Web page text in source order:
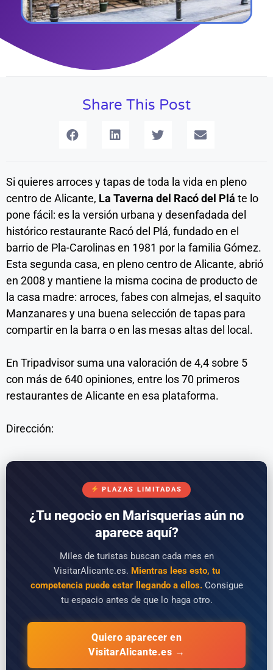
Share This Post
Si quieres arroces y tapas de toda la vida en pleno
centro de Alicante, La Taverna del Racó del Plá te lo
pone fácil: es la versión urbana y desenfadada del
histórico restaurante Racó del Plá, fundado en el
barrio de Pla-Carolinas en 1981 por la familia Gómez.
Esta segunda casa, en pleno centro de Alicante, abrió
en 2008 y mantiene la misma cocina de producto de
la casa madre: arroces, fabes con almejas, el saquito
Manzanares y una buena selección de tapas para
compartir en la barra o en las mesas altas del local.
En Tripadvisor suma una valoración de 4,4 sobre 5
con más de 640 opiniones, entre los 70 primeros
restaurantes de Alicante en esa plataforma.
Dirección:
PLAZAS LIMITADAS
¿Tu negocio en Marisquerias aún no
aparece aquí?
Miles de turistas buscan cada mes en
VisitarAlicante.es. Mientras lees esto, tu
competencia puede estar llegando a ellos.Consigue
tu espacio antes de que lo haga otro.
Quiero aparecer en
VisitarAlicante.es →